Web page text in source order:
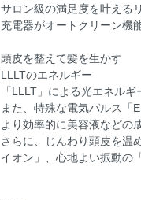
サロン級の満足度を叶える
充電器がオートクリーン機
頭皮を整えて髪を生かす
LLLTのエネルギー
「LLLT」による光エネル
また、特殊な電気パルス「
より効率的に美容液などの
さらに、じんわり頭皮を温
イオン」、心地よい振動の